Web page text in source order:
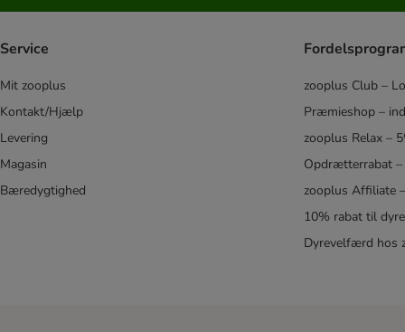
SPECIFIC Veterinary Diet
Stuzzy Cat
Terra Felis
Thrive Complete
★ Tigeria
Ultima
Service
Mit zooplus
Kontakt/Hjælp
Levering
Magasin
Bæredygtighed
zooplus Club –
Præmieshop –
zooplus Relax –
Opdrætterrabat
zooplus Affiliate
10% rabat til
Dyrevelfærd hos